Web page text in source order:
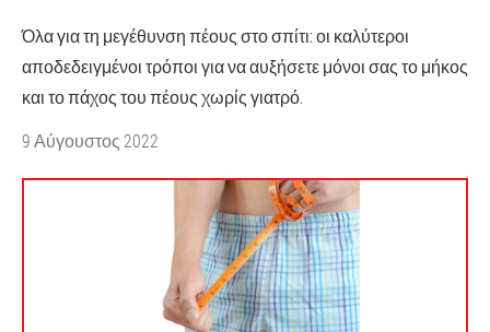
Όλα για τη μεγέθυνση πέους στο σπίτι: οι καλύτεροι
αποδεδειγμένοι τρόποι για να αυξήσετε μόνοι σας το μήκος
και το πάχος του πέους χωρίς γιατρό.
9 Αύγουστος 2022